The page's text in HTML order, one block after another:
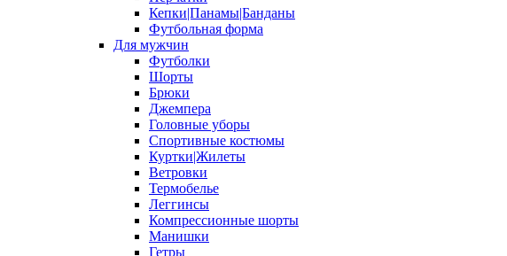
Кепки|Панамы|Банданы
Футбольная форма
Для мужчин
Футболки
Шорты
Брюки
Джемпера
Головные уборы
Спортивные костюмы
Куртки|Жилеты
Ветровки
Термобелье
Леггинсы
Компрессионные шорты
Манишки
Гетры